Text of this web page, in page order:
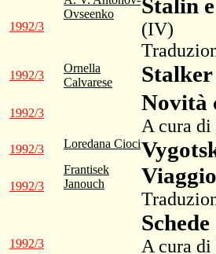
1992/3
Ovseenko
Stalin
(IV)
1992/3
Ornella
Calvarese
1992/3 Novità
A cura di
1992/3 Loredana Cioci
1992/3
Frantisek
Janouch
1992/3
Schede
A cura di